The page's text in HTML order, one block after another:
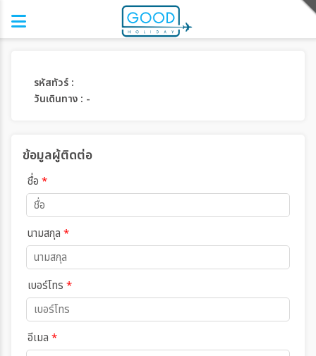
รหัสทัวร์ :
วันเดินทาง : -
ข้อมูลผู้ติดต่อ
ชื่อ *
นามสกุล *
เบอร์โทร *
อีเมล *